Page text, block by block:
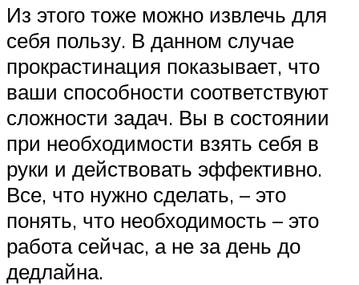
Из этого тоже можно извлечь для
себя пользу. В данном случае
прокрастинация показывает, что
ваши способности соответствуют
сложности задач. Вы в состоянии
при необходимости взять себя в
руки и действовать эффективно.
Все, что нужно сделать, – это
понять, что необходимость – это
работа сейчас, а не за день до
дедлайна.